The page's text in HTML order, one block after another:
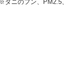
ニのフン、PM2.5、